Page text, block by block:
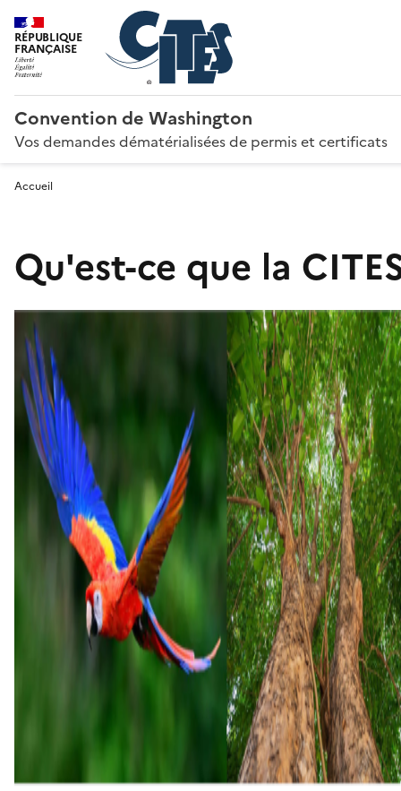
RÉPUBLIQUE
FRANÇAISE
Convention de Washington
Vos demandes dématérialisées de permis et certificats
Accueil
Qu'est-ce que la